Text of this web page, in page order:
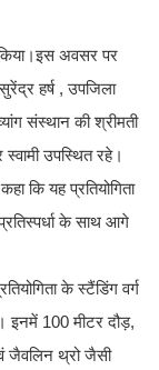
अवसर पर
हर्ष , उपजिला
संस्थान की श्रीमती
उपस्थित रहे।
कि यह प्रतियोगिता
के साथ आगे
के स्टैंडिंग वर्ग
इनमें 100 मीटर दौड़,
जैवलिन थ्रो जैसी